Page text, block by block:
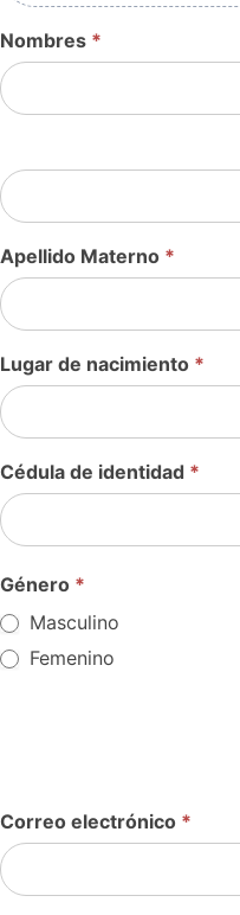
Nombres *
Apellido Materno *
Lugar de nacimiento *
Cédula de identidad *
Género *
Masculino
Femenino
Correo electrónico *